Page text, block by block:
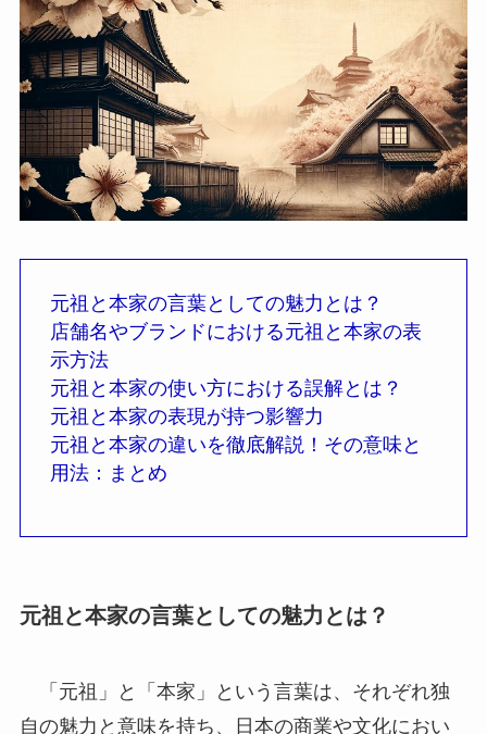
元祖と本家の言葉としての魅力とは？
店舗名やブランドにおける元祖と本家の表
示方法
元祖と本家の使い方における誤解とは？
元祖と本家の表現が持つ影響力
元祖と本家の違いを徹底解説！その意味と
用法：まとめ
元祖と本家の言葉としての魅力とは？
「元祖」と「本家」という言葉は、それぞれ独
自の魅力と意味を持ち、日本の商業や文化におい